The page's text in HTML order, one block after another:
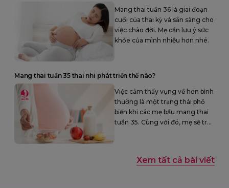
Mang thai tuần 36 là giai đoạn
cuối của thai kỳ và sẵn sàng cho
việc chào đời. Mẹ cần lưu ý sức
khỏe của mình nhiều hơn nhé.
Mang thai tuần 35 thai nhi phát triển thế nào?
Việc cảm thấy vụng về hơn bình
thường là một trạng thái phổ
biến khi các mẹ bầu mang thai
tuần 35. Cùng với đó, mẹ sẽ trải
Xem tất cả bài viết